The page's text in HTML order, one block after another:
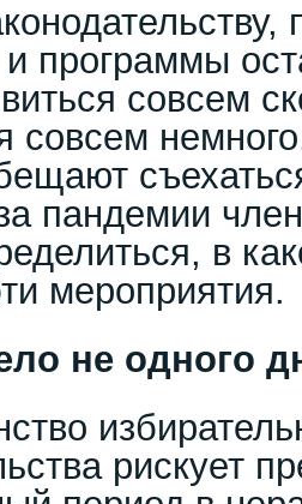
программы
совсем
совсем
пандемии
в
мероприятия.
не одного
рискует